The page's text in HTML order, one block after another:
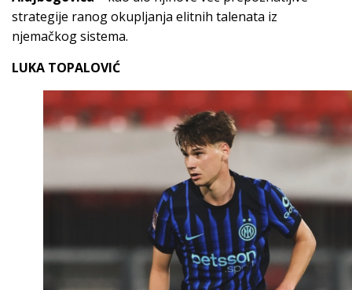
strategije ranog okupljanja elitnih talenata iz
njemačkog sistema.
LUKA TOPALOVIĆ